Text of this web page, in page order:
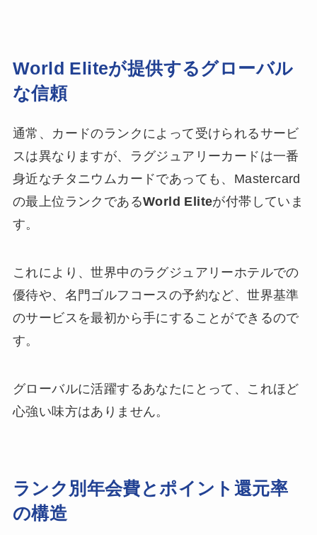
World Eliteが提供するグローバル
な信頼
通常、カードのランクによって受けられるサービ
スは異なりますが、ラグジュアリーカードは一番
身近なチタニウムカードであっても、Mastercard
の最上位ランクであるWorld Eliteが付帯していま
す。
これにより、世界中のラグジュアリーホテルでの
優待や、名門ゴルフコースの予約など、世界基準
のサービスを最初から手にすることができるので
す。
グローバルに活躍するあなたにとって、これほど
心強い味方はありません。
ランク別年会費とポイント還元率
の構造